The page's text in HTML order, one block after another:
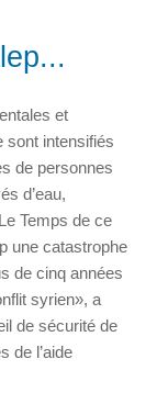
et
sont intensifiés
de personnes
d’eau,
Temps de ce
une catastrophe
de cinq années
syrien», a
de sécurité de
de l’aide